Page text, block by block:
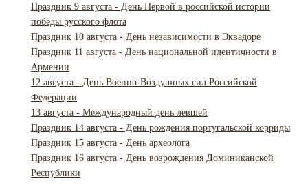
Праздник 9 августа - День Первой в российской истории
победы русского флота
Праздник 10 августа - День независимости в Эквадоре
Праздник 11 августа - День национальной идентичности в
Армении
12 августа - День Военно-Воздушных сил Российской
Федерации
13 августа - Международный день левшей
Праздник 14 августа - День рождения португальской корриды
Праздник 15 августа - День археолога
Праздник 16 августа - День возрождения Доминиканской
Республики